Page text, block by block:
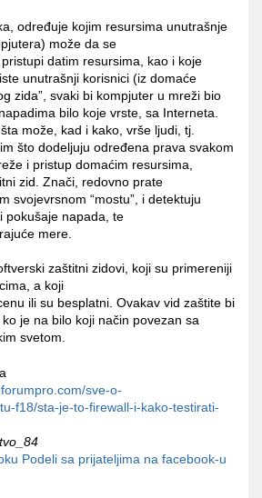
određuje kojim resursima unutrašnje
može da se
datim resursima, kao i koje
unutrašnji korisnici (iz domaće
zida”, svaki bi kompjuter u mreži bio
bilo koje vrste, sa Interneta.
može, kad i kako, vrše ljudi, tj.
što dodeljuju određena prava svakom
i pristup domaćim resursima,
zid. Znači, redovno prate
svojevrsnom “mostu”, i detektuju
pokušaje napada, te
mere.
zaštitni zidovi, koji su primereniji
a koji
ili su besplatni. Ovakav vid zaštite bi
je na bilo koji način povezan sa
svetom.
sve-o-
f18/sta-je-to-firewall-i-kako-testirati-
Podeli sa prijateljima na facebook-u